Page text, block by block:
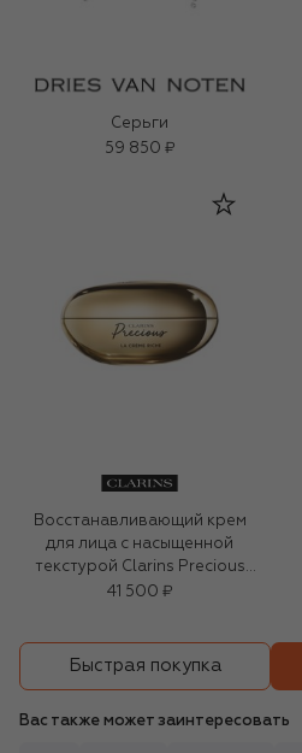
Серьги
59 850 ₽
Восстанавливающий крем
для лица с насыщенной
текстурой Clarins Precious
(50ml)
41 500 ₽
Быстрая покупка
Вас также может заинтересовать